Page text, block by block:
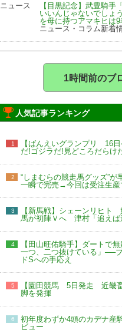
ニュース
【目黒記念】武豊騎手
いいんじゃないでしょ
を母に持つアマキヒは
ニュース・コラム新着情
1時間前のブ
人気記事ランキング
1
【ばんえいグランプリ 16
だ!ゴジラだ!見どころだらけ
2
“しまむらの競走馬グッズ”
一瞬で完売→今回は受注生産
3
【新馬戦】シェーンリヒト
馬が初陣Ｖへ 津村「追えば
4
【田山旺佑騎手】ダートで
一つ、二つ抜けている」──
ドSへの手応え
5
【園田競馬 5日発走 近畿
脚を発揮
6
初年度わずか4頭のカデナ産
ビュー